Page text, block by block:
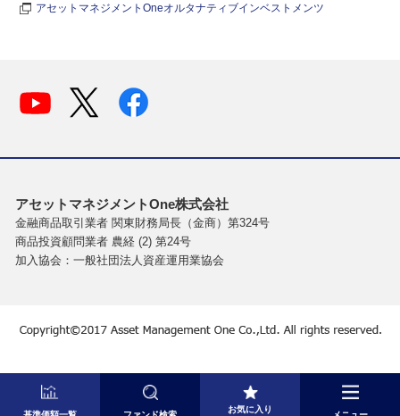
お気に入り
アセットマネジメントOneオルタナティブインベストメンツ
アセットマネジメントOne株式会社
金融商品取引業者 関東財務局長（金商）第324号
商品投資顧問業者 農経 (2) 第24号
加入協会：一般社団法人資産運用業協会